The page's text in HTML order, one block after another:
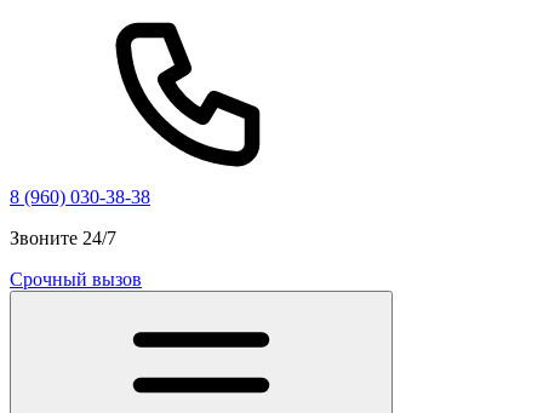
8 (960) 030-38-38
Звоните 24/7
Срочный вызов